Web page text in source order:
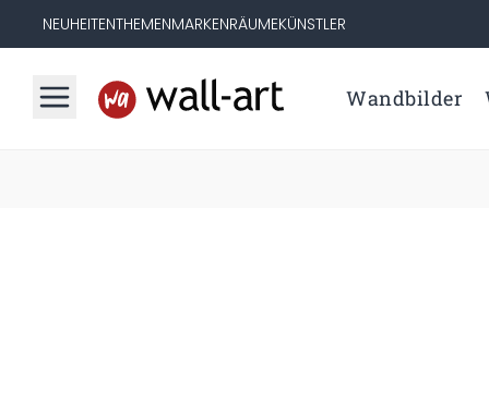
NEUHEITENTHEMENMARKENRÄUMEKÜNSTLER
Wandbilder